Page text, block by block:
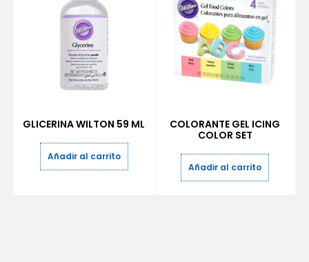
GLICERINA WILTON 59 ML
Añadir al carrito
COLORANTE GEL ICING
COLOR SET
Añadir al carrito